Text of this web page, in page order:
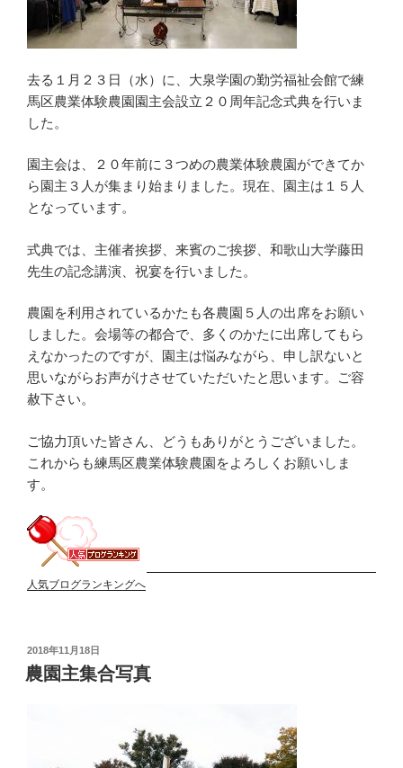
去る１月２３日（水）に、大泉学園の勤労福祉会館で練
馬区農業体験農園園主会設立２０周年記念式典を行いま
した。
園主会は、２０年前に３つめの農業体験農園ができてか
ら園主３人が集まり始まりました。現在、園主は１５人
となっています。
式典では、主催者挨拶、来賓のご挨拶、和歌山大学藤田
先生の記念講演、祝宴を行いました。
農園を利用されているかたも各農園５人の出席をお願い
しました。会場等の都合で、多くのかたに出席してもら
えなかったのですが、園主は悩みながら、申し訳ないと
思いながらお声がけさせていただいたと思います。ご容
赦下さい。
ご協力頂いた皆さん、どうもありがとうございました。
これからも練馬区農業体験農園をよろしくお願いしま
す。
人気ブログランキングへ
投
稿
日:
2018年11月18日
農園主集合写真